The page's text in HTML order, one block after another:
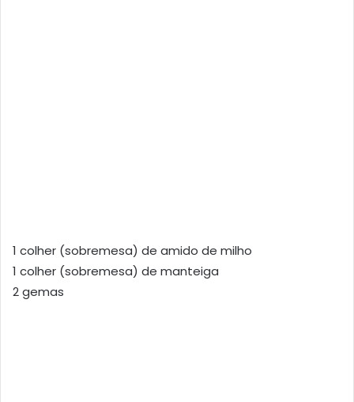
1 colher (sobremesa) de amido de milho
1 colher (sobremesa) de manteiga
2 gemas